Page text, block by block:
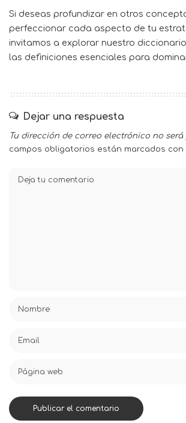
Si deseas profundizar en otros
perfeccionar cada aspecto de tu
invitamos a explorar nuestro
las definiciones esenciales para dominar
Dejar una respuesta
Tu dirección de correo electrónico no
campos obligatorios están marcados con